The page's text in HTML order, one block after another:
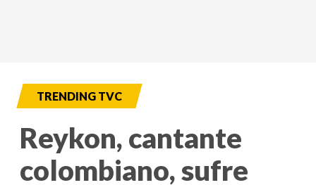
TRENDING TVC
Reykon, cantante
colombiano, sufre